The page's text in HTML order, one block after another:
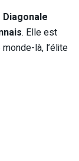
Diagonale
. Elle est
là, l’élite